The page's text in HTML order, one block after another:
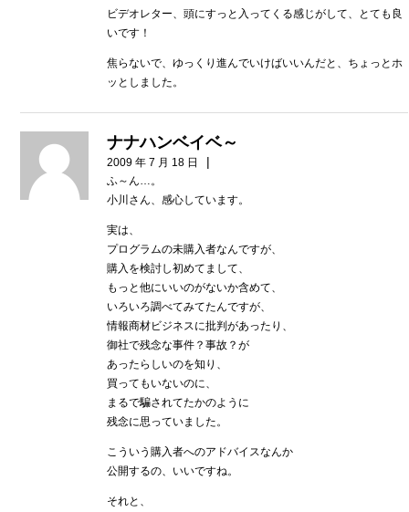
ビデオレター、頭にすっと入ってくる感じがして、とても良
いです！
焦らないで、ゆっくり進んでいけばいいんだと、ちょっとホ
ッとしました。
ナナハンベイベ～
2009 年 7 月 18 日 |
ふ～ん…。
小川さん、感心しています。
実は、
プログラムの未購入者なんですが、
購入を検討し初めてまして、
もっと他にいいのがないか含めて、
いろいろ調べてみてたんですが、
情報商材ビジネスに批判があったり、
御社で残念な事件？事故？が
あったらしいのを知り、
買ってもいないのに、
まるで騙されてたかのように
残念に思っていました。
こういう購入者へのアドバイスなんか
公開するの、いいですね。
それと、